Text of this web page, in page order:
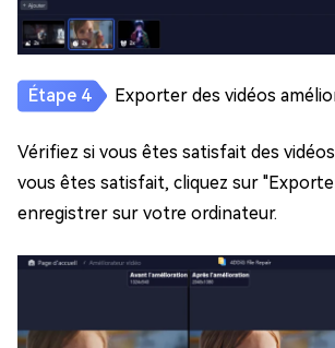
Exporter des vidéos
Vérifiez si vous êtes satisfait des
vous êtes satisfait, cliquez sur
enregistrer sur votre ordinateur.